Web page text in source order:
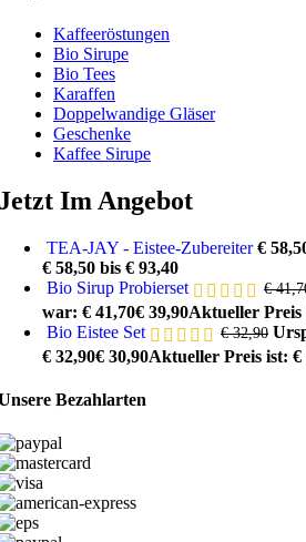
Kaffeeröstungen
Bio Sirupe
Bio Tees
Karaffen
Doppelwandige Gläser
Geschenke
Kaffee Sirupe
Im Angebot
TEA-JAY - Eistee-Zubereiter€
€ 58,50 bis € 93,40
Bio Sirup Probierset
€
war: € 41,70€ 39,90Aktueller Preis
Bio Eistee Set
€32,90
€ 32,90€ 30,90Aktueller Preis ist: €
Bezahlarten